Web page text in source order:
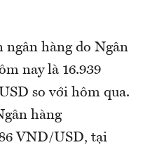
hàng do Ngân
nay là 16.939
so với hôm qua.
hàng
VND/USD, tại